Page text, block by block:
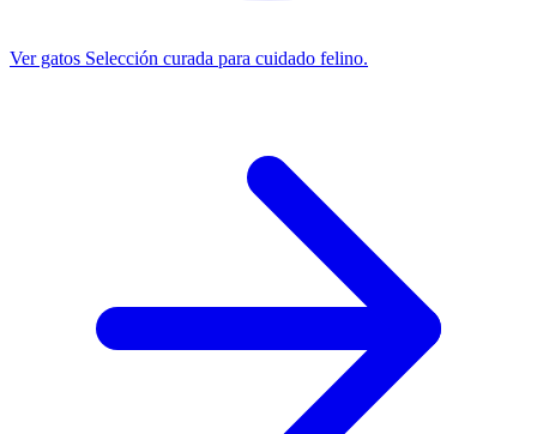
Ver gatos Selección curada para cuidado felino.